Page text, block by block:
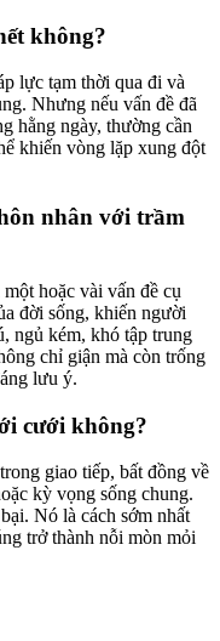
không?
lực tạm thời qua đi và
Nhưng nếu vấn đề đã
hằng ngày, thường cần
khiến vòng lặp xung đột
nhân với trầm
hoặc vài vấn đề cụ
đời sống, khiến người
ngủ kém, khó tập trung
chỉ giận mà còn trống
lưu ý.
cưới không?
giao tiếp, bất đồng về
kỳ vọng sống chung.
Nó là cách sớm nhất
trở thành nỗi mòn mỏi